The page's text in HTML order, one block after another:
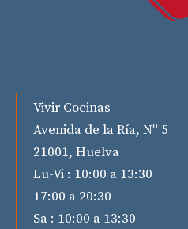
Vivir Cocinas
Avenida de la Ría, Nº 5
21001, Huelva
Lu-Vi : 10:00 a 13:30
17:00 a 20:30
Sa : 10:00 a 13:30